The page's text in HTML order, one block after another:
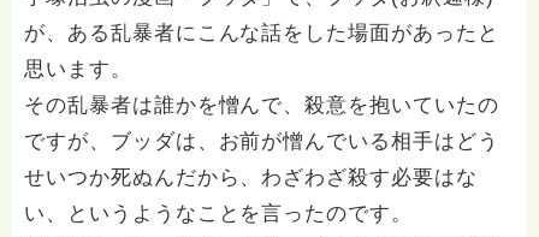
が、ある乱暴者にこんな話をした場面があったと
思います。
その乱暴者は誰かを憎んで、殺意を抱いていたの
ですが、ブッダは、お前が憎んでいる相手はどう
せいつか死ぬんだから、わざわざ殺す必要はな
い、というようなことを言ったのです。